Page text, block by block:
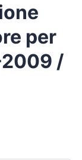
per
2009 /